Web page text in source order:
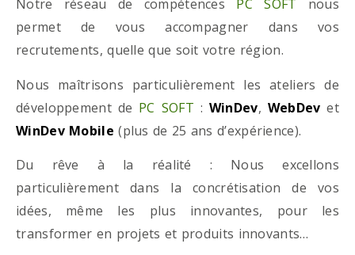
Notre réseau de compétences PC SOFT nous
permet de vous accompagner dans vos
recrutements, quelle que soit votre région.
Nous maîtrisons particulièrement les ateliers de
développement de PC SOFT : WinDev, WebDev et
WinDev Mobile (plus de 25 ans d’expérience).
Du rêve à la réalité : Nous excellons
particulièrement dans la concrétisation de vos
idées, même les plus innovantes, pour les
transformer en projets et produits innovants…